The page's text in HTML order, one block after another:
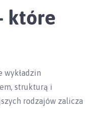
które
wykładzin
strukturą i
rodzajów zalicza